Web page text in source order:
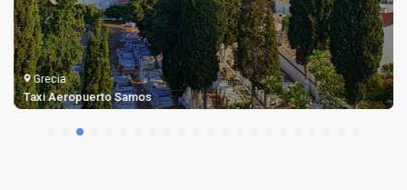
Grecia
Taxi Aeropuerto Samos